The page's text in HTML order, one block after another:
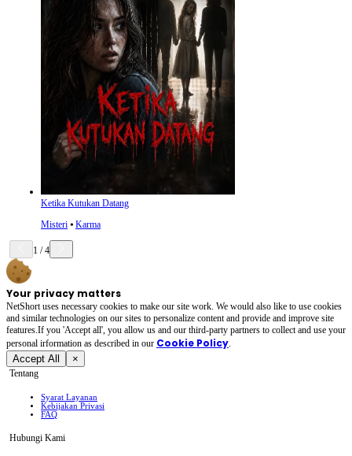
Ketika Kutukan Datang
Misteri ⦁ Karma
1 /4
Your privacy matters
NetShort uses necessary cookies to make our site work. We would also like to use cookies
and similar technologies on our sites to personalize content and provide and improve site
features.If you 'Accept all', you allow us and our third-party partners to collect and use your
personal irformation as described in our Cookie Policy.
Accept All ×
Tentang
Syarat Layanan
Kebijakan Privasi
FAQ
Hubungi Kami